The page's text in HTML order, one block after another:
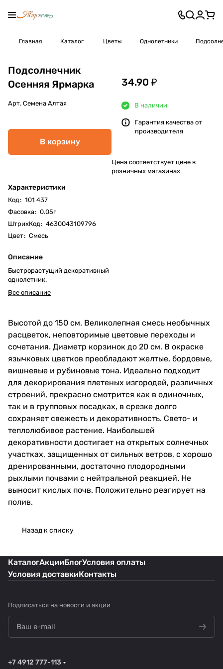
Главная Каталог Цветы Однолетники
Подсолнечник
Осенняя Ярмарка
Арт. Семена Алтая
В корзину
Характеристики
Код: 101 437
Фасовка: 0.05г
ШтрихКод: 4630043109796
Цвет: Смесь
Описание
Быстрорастущий декоративный
однолетник.
Все описание
34.90 ₽
В наличии
Гарантия качества от
производителя
Цена соответствует цене в
розничных магазинах
Высотой до 150 см. Великолепная смесь необычных
расцветок, неповторимые цветовые переходы и
сочетания. Диаметр корзинок до 20 см. В окраске
язычковых цветков преобладают желтые, бордовые,
вишневые и рубиновые тона. Идеально подходит
для декорирования плетеных изгородей, различных
строений, прекрасно смотрится как в одиночных,
так и в групповых посадках, в срезке долго
сохраняет свежесть и декоративность. Свето- и
теплолюбивое растение. Наибольшей
декоративности достигает на открытых солнечных
участках, защищенных от сильных ветров, с хорошо
дренированными, достаточно плодородными
рыхлыми почвами с нейтральной реакцией. Не
выносит кислых почв. Положительно реагирует на
полив.
Назад к списку
КаталогАкцииБлогУсловия оплаты
Условия доставкиКонтакты
Подписаться на новости и акции
+7 4912 777-113